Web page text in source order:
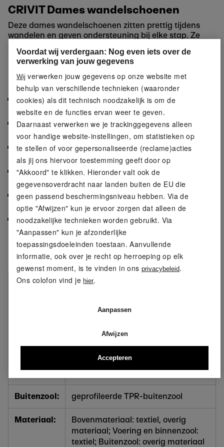
CRIVIT Dames wandelschoenen
Deze dames wandelschoenen zitten prettig tijdens
wandelen en geven ondersteuning bij elke stap. Ze
combineren comfort met handige functies voor
onderweg.
Eigenschappen
Het waterafstotende materiaal biedt bescherming
bij licht nat weer
Een zachte textiele binnenvoering zorgt voor
aangenaam draagcomfort
De binnenzool is uitneembaar, wat handig is bij
luchten of vervangen
Gevoerde tong en schachtrand geven extra comfort
tijdens het lopen
Geprofileerde TPR buitenzool biedt grip op
verschillende ondergronden
Praktische aantreklus helpt bij snel en makkelijk
aantrekken
Productkenmerken
Kleur: bruin, zwart
binnenzool, tong- en
Functie: waterafstotend
Sluiting: vetersluiting
Buitenzool: geprofileerde TPR-buitenzool
Materiaal:
Bovenmateriaal: textiel, overig
materiaal; Voering en binnenzool:
textiel; Buitenzool: overig materiaal
Voordat wij verdergaan: Nog even iets over de
verwerking van jouw gegevens
Wij verwerken jouw gegevens op onze website met
behulp van verschillende technieken (waaronder
cookies) als dit technisch noodzakelijk is om de
website en de functies ervan weer te geven.
Daarnaast verwerken we je trackinggegevens alleen
voor handige website-instellingen, om statistieken op
te stellen of voor gepersonaliseerde (reclame)acties
als jij ons hiervoor toestemming geeft door op
"Akkoord" te klikken. Hieronder valt ook de
gegevensoverdracht naar landen buiten de EU die
geen passend beschermingsniveau hebben. Via de
optie "Afwijzen" kun je ervoor zorgen dat alleen de
noodzakelijke technieken worden gebruikt. Via
"Aanpassen" kun je afzonderlijke
toepassingsdoeleinden toestaan. Aanvullende
informatie, ook over je recht op herroeping op elk
gewenst moment, is te vinden in onsprivacybeleid.
Ons colofon vind je hier.
Aanpassen
Afwijzen
Accepteren